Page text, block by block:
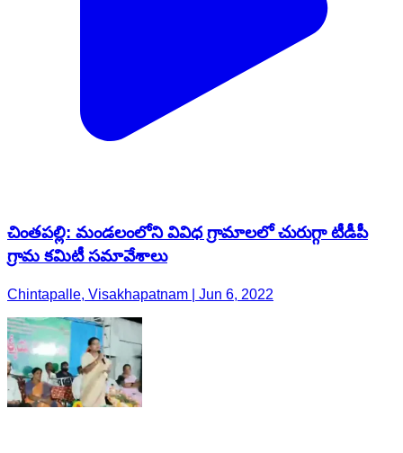
చింతపల్లి: మండలంలోని వివిధ గ్రామాలలో చురుగ్గా టీడీపీ
గ్రామ కమిటీ సమావేశాలు
Chintapalle, Visakhapatnam | Jun 6, 2022